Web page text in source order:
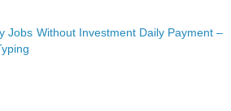
Jobs Without Investment Daily Payment –